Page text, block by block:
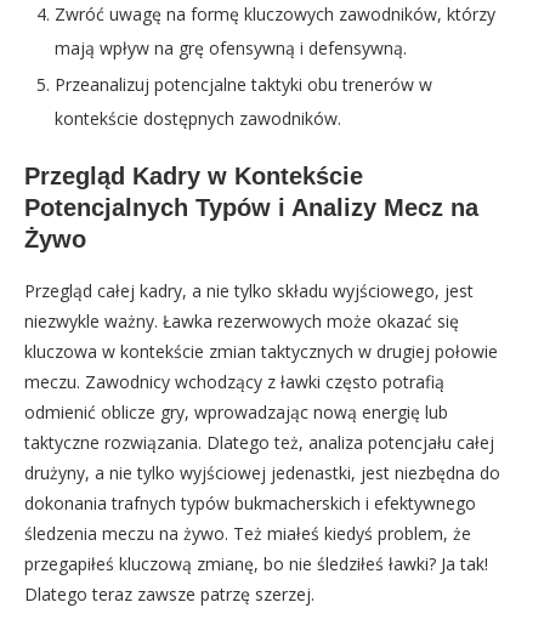
Zwróć uwagę na formę kluczowych zawodników, którzy
mają wpływ na grę ofensywną i defensywną.
Przeanalizuj potencjalne taktyki obu trenerów w
kontekście dostępnych zawodników.
Przegląd Kadry w Kontekście
Potencjalnych Typów i Analizy Mecz na
Żywo
Przegląd całej kadry, a nie tylko składu wyjściowego, jest
niezwykle ważny. Ławka rezerwowych może okazać się
kluczowa w kontekście zmian taktycznych w drugiej połowie
meczu. Zawodnicy wchodzący z ławki często potrafią
odmienić oblicze gry, wprowadzając nową energię lub
taktyczne rozwiązania. Dlatego też, analiza potencjału całej
drużyny, a nie tylko wyjściowej jedenastki, jest niezbędna do
dokonania trafnych typów bukmacherskich i efektywnego
śledzenia meczu na żywo. Też miałeś kiedyś problem, że
przegapiłeś kluczową zmianę, bo nie śledziłeś ławki? Ja tak!
Dlatego teraz zawsze patrzę szerzej.